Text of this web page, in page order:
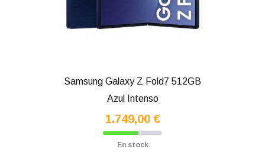
Samsung Galaxy Z Fold7 512GB
Azul Intenso
1.749,00 €
En stock